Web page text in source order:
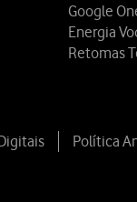
Google
Energia
Retomas
Política